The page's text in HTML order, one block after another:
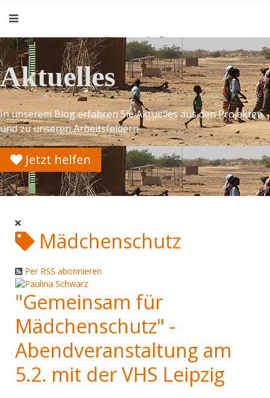
Aktuelles
In unserem Blog erfahren Sie Aktuelles aus den Projekten
und zu unseren Arbeitsfeldern
Jetzt helfen
Mädchenschutz
Per RSS abonnieren
"Gemeinsam für
Mädchenschutz" -
Abendveranstaltung am
5.2. mit der VHS Leipzig